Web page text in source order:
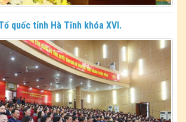
quốc tỉnh Hà Tĩnh khóa XVI.